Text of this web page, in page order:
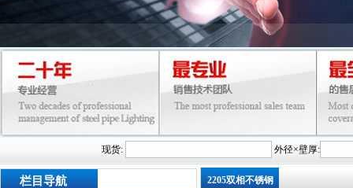
现货: 外径×壁厚:
栏目导航 2205双相不锈钢